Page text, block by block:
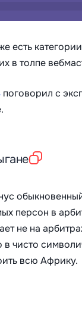
есть
в толпе
поговорил с
персон в
не на
в чисто
всю Африку.